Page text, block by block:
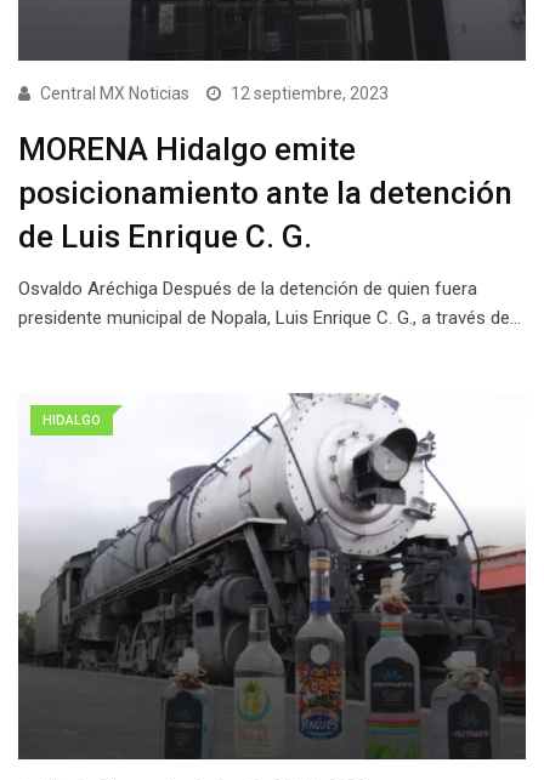
Central MX Noticias 12 septiembre, 2023
MORENA Hidalgo emite
posicionamiento ante la detención
de Luis Enrique C. G.
Osvaldo Aréchiga Después de la detención de quien fuera
presidente municipal de Nopala, Luis Enrique C. G., a través de…
HIDALGO